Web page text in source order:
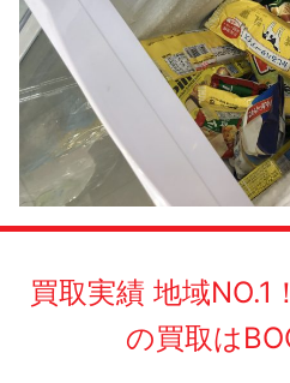
買取実績 地域
の買取は